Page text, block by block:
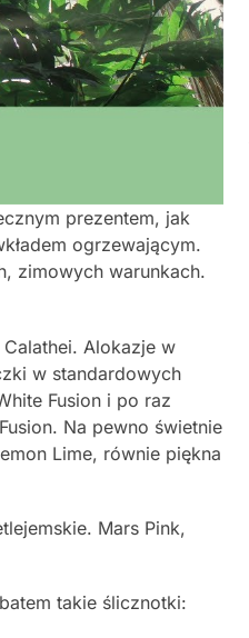
prezentem, jak
ogrzewającym.
zimowych warunkach.
Alokazje w
w standardowych
Fusion i po raz
Na pewno świetnie
Lime, równie piękna
Mars Pink,
takie ślicznotki: